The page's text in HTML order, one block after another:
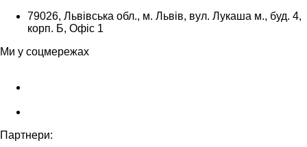
79026, Львівська обл., м. Львів, вул. Лукаша м., буд. 4,
корп. Б, Офіс 1
Ми у соцмережах
Партнери: